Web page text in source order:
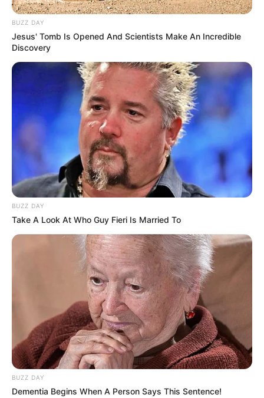
BUZZ DAY
Jesus' Tomb Is Opened And Scientists Make An Incredible
Discovery
BUZZ DAY
Take A Look At Who Guy Fieri Is Married To
BUZZ DAY
Dementia Begins When A Person Says This Sentence!